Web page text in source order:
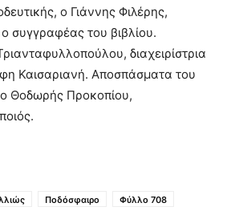
ο Γιάννης Φιλέρης,
συγγραφέας του βιβλίου.
διαχειρίστρια
Καισαριανή. Αποσπάσματα του
ο Θοδωρής Προκοπίου,
Ποδόσφαιρο Φύλλο 708